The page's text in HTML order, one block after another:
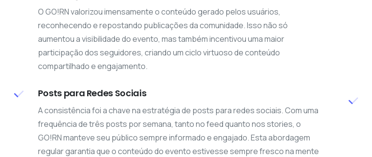
O GO!RN valorizou imensamente o conteúdo gerado pelos usuários,
reconhecendo e repostando publicações da comunidade. Isso não só
aumentou a visibilidade do evento, mas também incentivou uma maior
participação dos seguidores, criando um ciclo virtuoso de conteúdo
compartilhado e engajamento.
Posts para Redes Sociais
A consistência foi a chave na estratégia de posts para redes sociais. Com uma
frequência de três posts por semana, tanto no feed quanto nos stories, o
GO!RN manteve seu público sempre informado e engajado. Esta abordagem
regular garantia que o conteúdo do evento estivesse sempre fresco na mente